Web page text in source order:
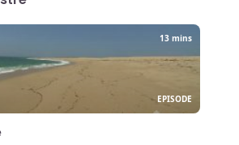
13 mins
EPISODE